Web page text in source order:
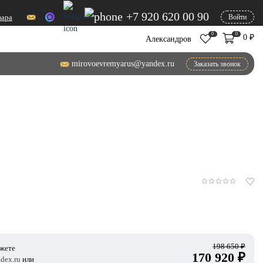
+7 920 620 00 90 Войти
Александров
0 0 0 ₽
mirovoevremyarus@yandex.ru Заказать звонок
или
198 650₽
170 920 ₽